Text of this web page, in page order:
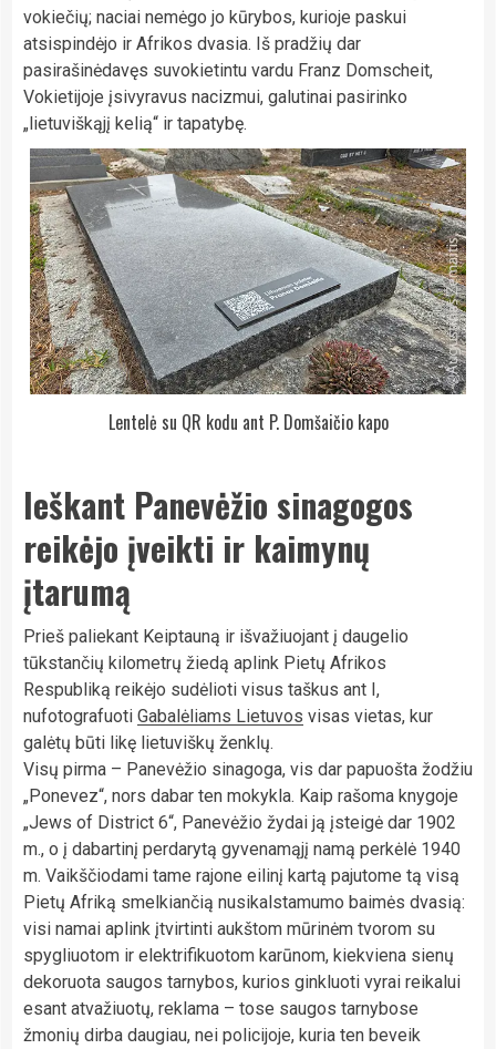
vokiečių; naciai nemėgo jo kūrybos, kurioje paskui
atsispindėjo ir Afrikos dvasia. Iš pradžių dar
pasirašinėdavęs suvokietintu vardu Franz Domscheit,
Vokietijoje įsivyravus nacizmui, galutinai pasirinko
„lietuviškąjį kelią“ ir tapatybę.
Lentelė su QR kodu ant P. Domšaičio kapo
Ieškant Panevėžio sinagogos
reikėjo įveikti ir kaimynų
įtarumą
Prieš paliekant Keiptauną ir išvažiuojant į daugelio
tūkstančių kilometrų žiedą aplink Pietų Afrikos
Respubliką reikėjo sudėlioti visus taškus ant I,
nufotografuoti Gabalėliams Lietuvos visas vietas, kur
galėtų būti likę lietuviškų ženklų.
Visų pirma – Panevėžio sinagoga, vis dar papuošta žodžiu
„Ponevez“, nors dabar ten mokykla. Kaip rašoma knygoje
„Jews of District 6“, Panevėžio žydai ją įsteigė dar 1902
m., o į dabartinį perdarytą gyvenamąjį namą perkėlė 1940
m. Vaikščiodami tame rajone eilinį kartą pajutome tą visą
Pietų Afriką smelkiančią nusikalstamumo baimės dvasią:
visi namai aplink įtvirtinti aukštom mūrinėm tvorom su
spygliuotom ir elektrifikuotom karūnom, kiekviena sienų
dekoruota saugos tarnybos, kurios ginkluoti vyrai reikalui
esant atvažiuotų, reklama – tose saugos tarnybose
žmonių dirba daugiau, nei policijoje, kuria ten beveik